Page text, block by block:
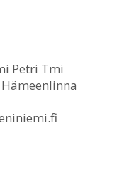
Petri Tmi